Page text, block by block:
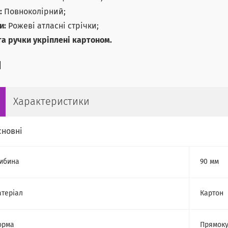
Повноколірний;
Рожеві атласні стрічки;
ручки укріплені картоном.
Характеристики
90 мм
Картон